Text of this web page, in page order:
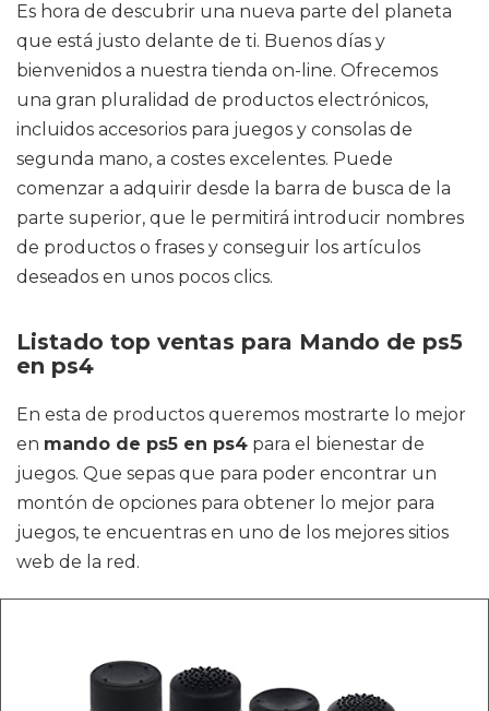
Es hora de descubrir una nueva parte del planeta
que está justo delante de ti. Buenos días y
bienvenidos a nuestra tienda on-line. Ofrecemos
una gran pluralidad de productos electrónicos,
incluidos accesorios para juegos y consolas de
segunda mano, a costes excelentes. Puede
comenzar a adquirir desde la barra de busca de la
parte superior, que le permitirá introducir nombres
de productos o frases y conseguir los artículos
deseados en unos pocos clics.
Listado top ventas para Mando de ps5
en ps4
En esta de productos queremos mostrarte lo mejor
en mando de ps5 en ps4 para el bienestar de
juegos. Que sepas que para poder encontrar un
montón de opciones para obtener lo mejor para
juegos, te encuentras en uno de los mejores sitios
web de la red.